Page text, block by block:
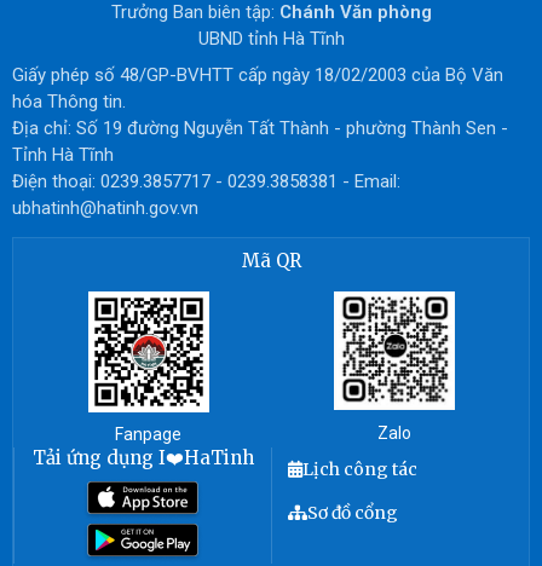
Trưởng Ban biên tập: Chánh Văn phòng
UBND tỉnh Hà Tĩnh
Giấy phép số 48/GP-BVHTT cấp ngày 18/02/2003 của Bộ Văn
hóa Thông tin.
Địa chỉ: Số 19 đường Nguyễn Tất Thành - phường Thành Sen -
Tỉnh Hà Tĩnh
Điện thoại: 0239.3857717 - 0239.3858381 - Email:
ubhatinh@hatinh.gov.vn
Mã QR
Fanpage Zalo
Tải ứng dụng I❤️HaTinh
Lịch công tác
Sơ đồ cổng